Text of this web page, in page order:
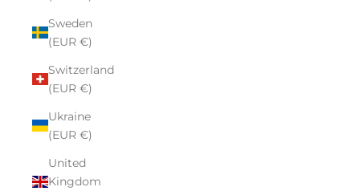
Sweden
(EUR €)
Switzerland
(EUR €)
Ukraine
(EUR €)
United
Kingdom